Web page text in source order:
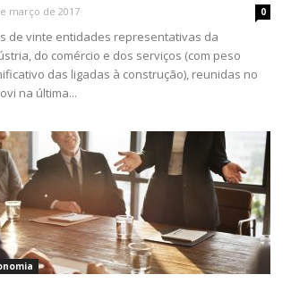
março de 2017 0
de vinte entidades representativas da
do comércio e dos serviços (com peso
das ligadas à construção), reunidas no
na última...